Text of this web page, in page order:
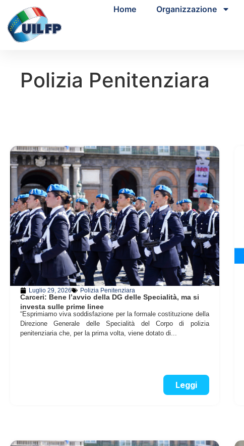
Home Organizzazione
Polizia Penitenziara
Luglio 29, 2026 Polizia Penitenziara
Carceri: Bene l’avvio della DG delle Specialità, ma si
investa sulle prime linee
“Esprimiamo viva soddisfazione per la formale costituzione della
Direzione Generale delle Specialità del Corpo di polizia
penitenziaria che, per la prima volta, viene dotato di...
Leggi